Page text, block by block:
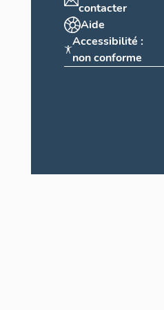
contacter
Aide
Accessibilité :
non conforme